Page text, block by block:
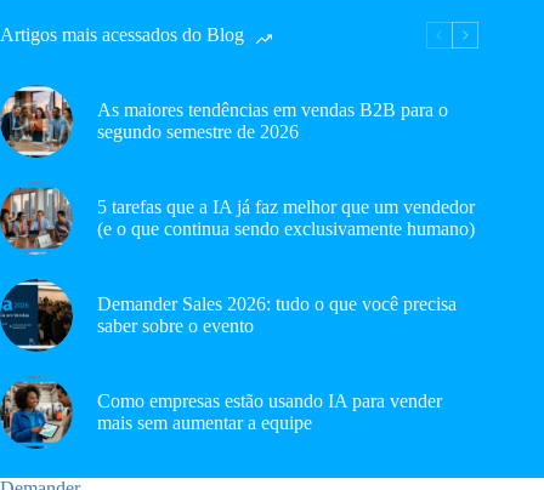
Artigos mais acessados do Blog
As maiores tendências em vendas B2B para o
segundo semestre de 2026
5 tarefas que a IA já faz melhor que um vendedor
(e o que continua sendo exclusivamente humano)
Demander Sales 2026: tudo o que você precisa
saber sobre o evento
Como empresas estão usando IA para vender
mais sem aumentar a equipe